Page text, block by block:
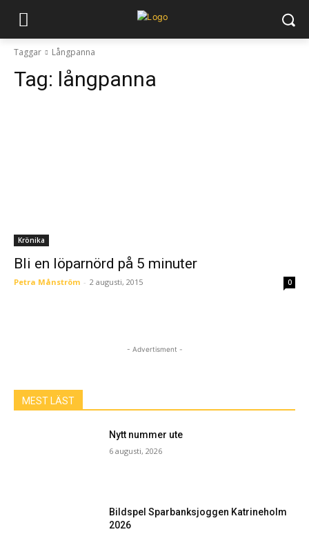
Taggar Långpanna
Tag: långpanna
Krönika
Bli en löparnörd på 5 minuter
Petra Månström - 2 augusti, 2015 0
- Advertisment -
MEST LÄST
Nytt nummer ute
6 augusti, 2026
Bildspel Sparbanksjoggen Katrineholm
2026